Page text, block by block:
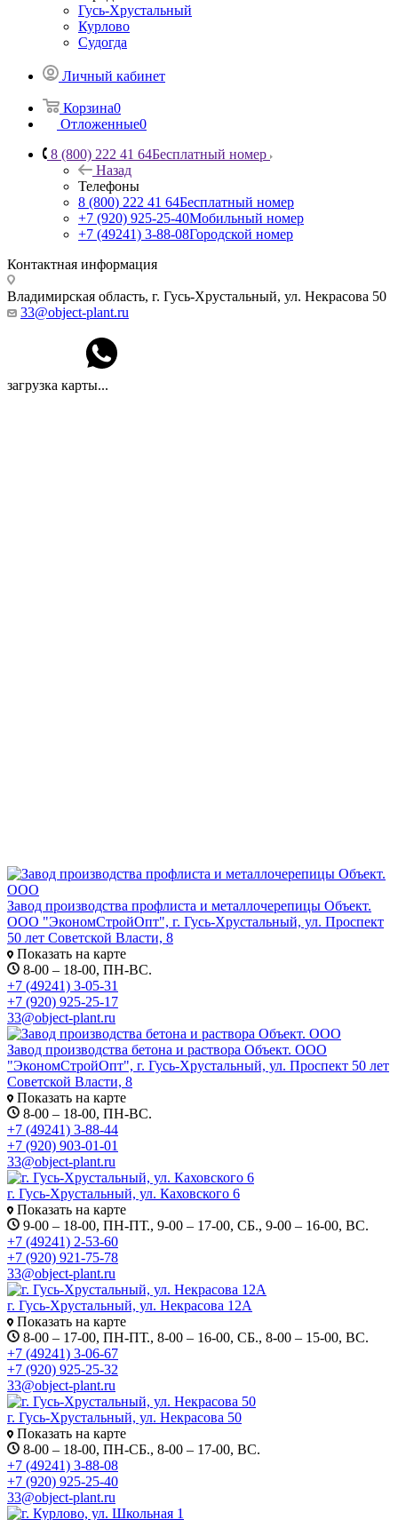
Гусь-Хрустальный
Курлово
Судогда
Личный кабинет
Корзина0
Отложенные0
8 (800) 222 41 64Бесплатный номер
Назад
Телефоны
8 (800) 222 41 64Бесплатный номер
+7 (920) 925-25-40Мобильный номер
+7 (49241) 3-88-08Городской номер
Контактная информация
Владимирская область, г. Гусь-Хрустальный, ул. Некрасова 50
33@object-plant.ru
загрузка карты...
Завод производства профлиста и металлочерепицы Объект.
ООО "ЭкономСтройОпт", г. Гусь-Хрустальный, ул. Проспект
50 лет Советской Власти, 8
Показать на карте
8-00 – 18-00, ПН-ВС.
+7 (49241) 3-05-31
+7 (920) 925-25-17
33@object-plant.ru
Завод производства бетона и раствора Объект. ООО
"ЭкономСтройОпт", г. Гусь-Хрустальный, ул. Проспект 50 лет
Советской Власти, 8
Показать на карте
8-00 – 18-00, ПН-ВС.
+7 (49241) 3-88-44
+7 (920) 903-01-01
33@object-plant.ru
г. Гусь-Хрустальный, ул. Каховского 6
Показать на карте
9-00 – 18-00, ПН-ПТ., 9-00 – 17-00, СБ., 9-00 – 16-00, ВС.
+7 (49241) 2-53-60
+7 (920) 921-75-78
33@object-plant.ru
г. Гусь-Хрустальный, ул. Некрасова 12А
Показать на карте
8-00 – 17-00, ПН-ПТ., 8-00 – 16-00, СБ., 8-00 – 15-00, ВС.
+7 (49241) 3-06-67
+7 (920) 925-25-32
33@object-plant.ru
г. Гусь-Хрустальный, ул. Некрасова 50
Показать на карте
8-00 – 18-00, ПН-СБ., 8-00 – 17-00, ВС.
+7 (49241) 3-88-08
+7 (920) 925-25-40
33@object-plant.ru